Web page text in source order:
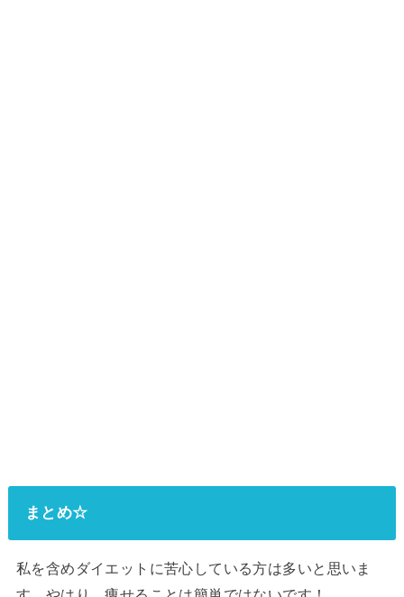
まとめ☆
私を含めダイエットに苦心している方は多いと思いま